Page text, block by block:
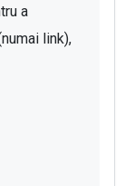
a
link),